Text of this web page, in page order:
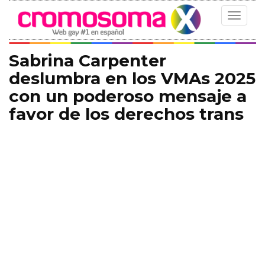
Toggle
Sabrina Carpenter
deslumbra en los VMAs 2025
con un poderoso mensaje a
favor de los derechos trans